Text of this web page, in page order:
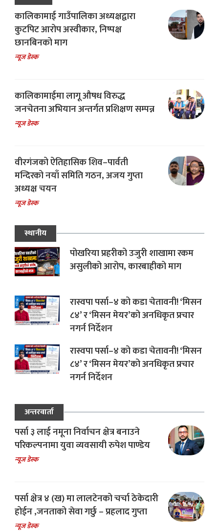
कालिकामाई गाउँपालिका अध्यक्षद्वारा
कुटपिट आरोप अस्वीकार, निष्पक्ष
छानबिनको माग
न्यूज डेस्क
कालिकामाईमा लागू औषध विरुद्ध
जनचेतना अभियान अन्तर्गत प्रशिक्षण सम्पन्न
न्यूज डेस्क
वीरगंजको ऐतिहासिक शिव–पार्वती
मन्दिरको नयाँ समिति गठन, अजय गुप्ता
अध्यक्ष चयन
न्यूज डेस्क
स्थानीय
पोखरिया प्रहरीको उजुरी शाखामा रकम
असुलीको आरोप, कारबाहीको माग
रास्वपा पर्सा–४ को कडा चेतावनी! ‘मिसन
८४’ र ‘मिसन मेयर’को अनधिकृत प्रचार
नगर्न निर्देशन
रास्वपा पर्सा–४ को कडा चेतावनी! ‘मिसन
८४’ र ‘मिसन मेयर’को अनधिकृत प्रचार
नगर्न निर्देशन
अन्तरवार्ता
पर्सा ३ लाई नमूना निर्वाचन क्षेत्र बनाउने
परिकल्पनामा युवा व्यवसायी रुपेश पाण्डेय
न्यूज डेस्क
पर्सा क्षेत्र ४ (ख) मा लालटेनको चर्चा ठेकेदारी
होईन ,जनताको सेवा गर्छु – प्रहलाद गुप्ता
न्यूज डेस्क